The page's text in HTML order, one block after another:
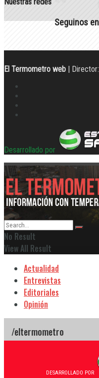
Seguinos
El Termometro web |
Desarrollado por
No Result
View All Result
Actualidad
Entrevistas
Editoriales
Opinión
DESARROLLADO POR